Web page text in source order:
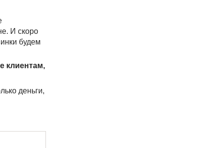
И скоро
будем
клиентам,
деньги,